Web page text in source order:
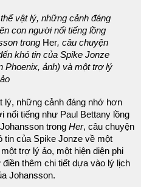
vật lý, những cảnh đáng
con người nổi tiếng lồng
trong Her, câu chuyện
khó tin của Spike Jonze
Phoenix, ảnh) và một trợ lý
ảo
lý, những cảnh đáng nhớ hơn
tiếng như Paul Bettany lồng
trong Her, câu chuyện
tin của Spike Jonze về một
trợ lý ảo, một hiện diện phi
thêm chi tiết dựa vào lý lịch
Johansson.